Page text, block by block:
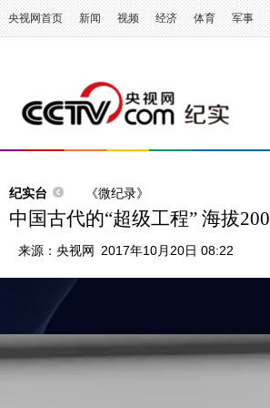
央视网首页 新闻 视频 经济 体育 军事
纪实台 《微纪录》
中国古代的“超级工程” 海拔
来源： 央视网 2017年10月20日 08:22